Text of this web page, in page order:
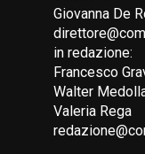
Giovanna De
in redazione:
Francesco
Walter
Valeria Rega